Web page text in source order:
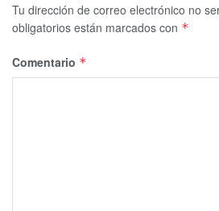
Tu dirección de correo electrónico no
obligatorios están marcados con *
Comentario *